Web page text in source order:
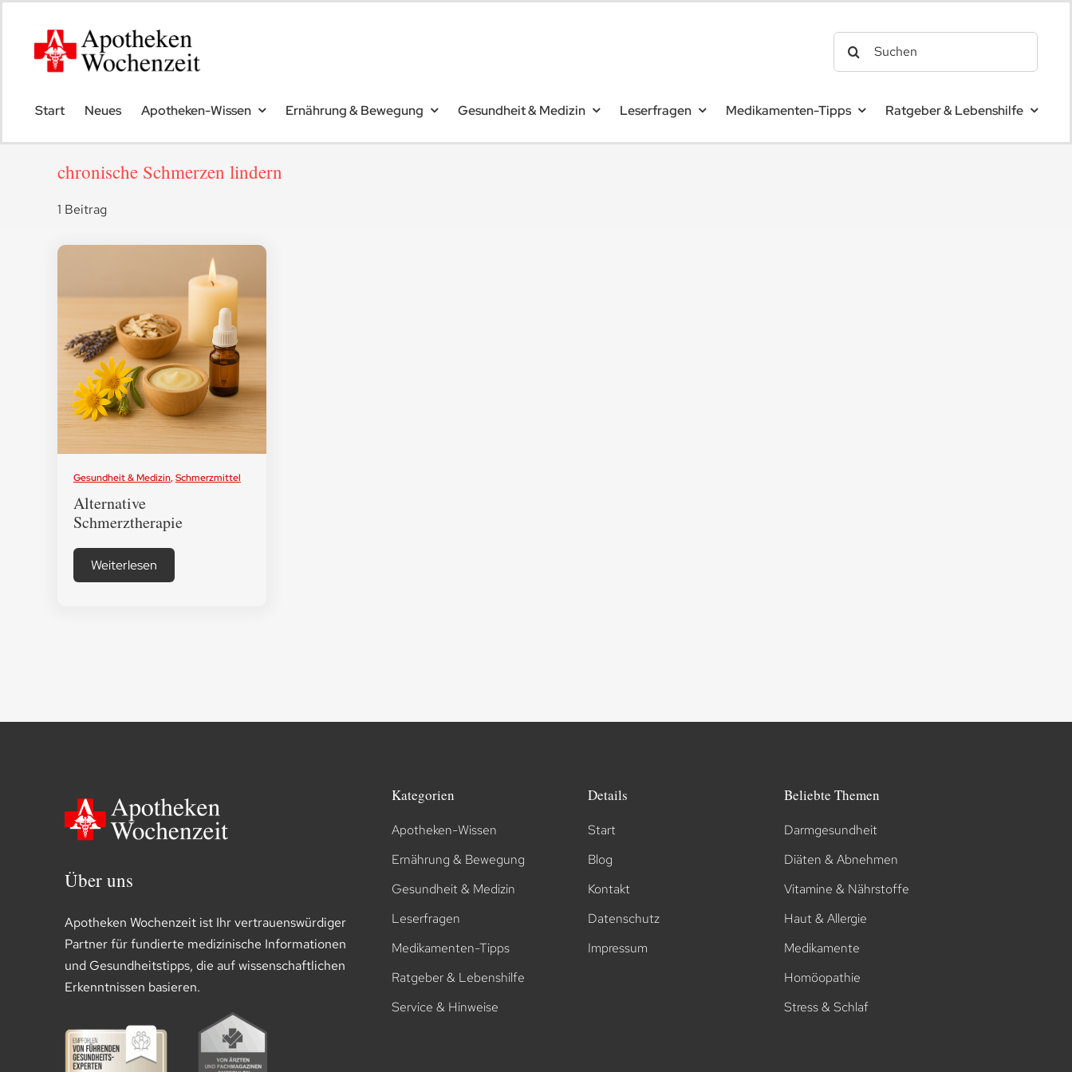
content
Start Neues Apotheken-Wissen Ernährung & Bewegung Gesundheit & Medizin Leserfragen Medikamenten-Tipps Ratgeber & Lebenshilfe
chronische Schmerzen lindern
1 Beitrag
Gesundheit & Medizin,Schmerzmittel
Alternative
Schmerztherapie
Weiterlesen
Über uns
Apotheken Wochenzeit ist Ihr vertrauenswürdiger
Partner für fundierte medizinische Informationen
und Gesundheitstipps, die auf wissenschaftlichen
Erkenntnissen basieren.
Kategorien
Apotheken-Wissen
Ernährung & Bewegung
Gesundheit & Medizin
Leserfragen
Medikamenten-Tipps
Ratgeber & Lebenshilfe
Service & Hinweise
Details
Start
Blog
Kontakt
Datenschutz
Impressum
Beliebte Themen
Darmgesundheit
Diäten & Abnehmen
Vitamine & Nährstoffe
Haut & Allergie
Medikamente
Homöopathie
Stress & Schlaf